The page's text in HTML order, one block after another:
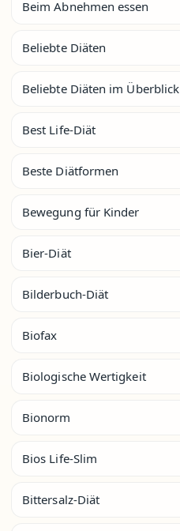
Beim Abnehmen essen
Beliebte Diäten
Beliebte Diäten im Überblick
Best Life-Diät
Beste Diätformen
Bewegung für Kinder
Bier-Diät
Bilderbuch-Diät
Biofax
Biologische Wertigkeit
Bionorm
Bios Life-Slim
Bittersalz-Diät